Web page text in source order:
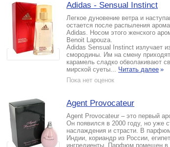
Adidas - Sensual Instinct
Легкое дуновение ветра и
остается после распыления
Adidas. Носом этого женского
Benoit Lapouza.
Adidas Sensual Instinct излучает
смородины. Им на смену
карамель сладко обволакивают
мирской суеты... Читать далее »
Пока нет оценок
Agent Provocateur
Agent Provocateur – это первый
Он появился в 2000 году, но уже
наслаждения и страсти. В
Индии, кориандр из России,
ингредиенты. Парфюм помещен в